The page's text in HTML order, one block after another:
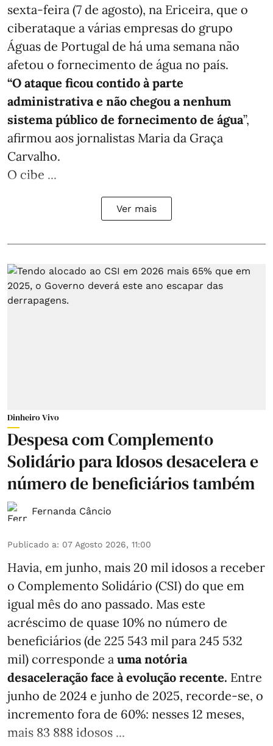
sexta-feira (7 de agosto), na Ericeira, que o
ciberataque a várias empresas do grupo
Águas de Portugal de há uma semana não
afetou o fornecimento de água no país.
“O ataque ficou contido à parte
administrativa e não chegou a nenhum
sistema público de fornecimento de água”,
afirmou aos jornalistas Maria da Graça
Carvalho.
O cibe ...
Ver mais
Dinheiro Vivo
Despesa com Complemento
Solidário para Idosos desacelera e
número de beneficiários também
Fernanda Câncio
Publicado a: 07 Agosto 2026, 11:00
Havia, em junho, mais 20 mil idosos a receber
o Complemento Solidário (CSI) do que em
igual mês do ano passado. Mas este
acréscimo de quase 10% no número de
beneficiários (de 225 543 mil para 245 532
mil) corresponde a uma notória
desaceleração face à evolução recente. Entre
junho de 2024 e junho de 2025, recorde-se, o
incremento fora de 60%: nesses 12 meses,
mais 83 888 idosos ...